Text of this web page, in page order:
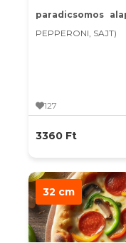
paradicsomos
PEPPERONI, SAJT)
127
3360 Ft
32 cm